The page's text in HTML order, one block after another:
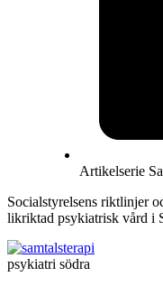
Artikelserie
Socialstyrelsens riktlinjer
likriktad psykiatrisk vård i
psykiatri södra